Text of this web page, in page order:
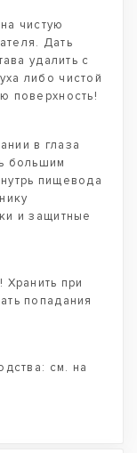
чистую
Дать
удалить с
либо чистой
поверхность!
в глаза
большим
пищевода
и защитные
при
попадания
см. на